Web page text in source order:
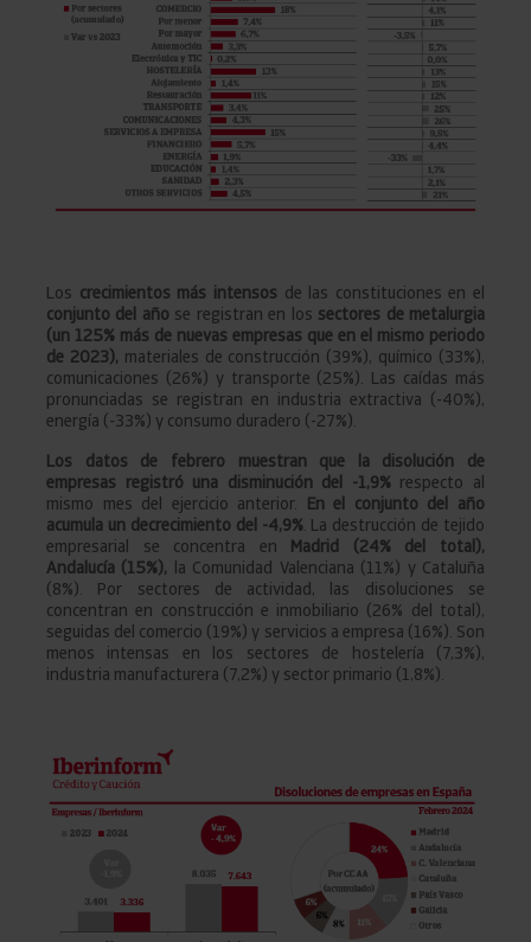
Los crecimientos más intensos de las constituciones en el
conjunto del año se registran en los sectores de metalurgia
(un 125% más de nuevas empresas que en el mismo periodo
de 2023), materiales de construcción (39%), químico (33%),
comunicaciones (26%) y transporte (25%). Las caídas más
pronunciadas se registran en industria extractiva (-40%),
energía (-33%) y consumo duradero (-27%).
Los datos de febrero muestran que la disolución de
empresas registró una disminución del -1,9% respecto al
mismo mes del ejercicio anterior. En el conjunto del año
acumula un decrecimiento del -4,9%. La destrucción de tejido
empresarial se concentra en Madrid (24% del total),
Andalucía (15%), la Comunidad Valenciana (11%) y Cataluña
(8%). Por sectores de actividad, las disoluciones se
concentran en construcción e inmobiliario (26% del total),
seguidas del comercio (19%) y servicios a empresa (16%). Son
menos intensas en los sectores de hostelería (7,3%),
industria manufacturera (7,2%) y sector primario (1,8%).